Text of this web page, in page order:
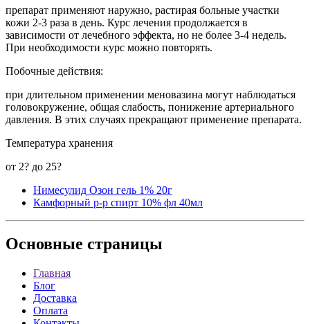
препарат применяют наружно, растирая больные участки
кожи 2-3 раза в день. Курс лечения продолжается в
зависимости от лечебного эффекта, но не более 3-4 недель.
При необходимости курс можно повторять.
Побочные действия:
при длительном применении меновазина могут наблюдаться
головокружение, общая слабость, понижение артериального
давления. В этих случаях прекращают применение препарата.
Температура хранения
от 2? до 25?
Нимесулид Озон гель 1% 20г
Камфорный р-р спирт 10% фл 40мл
Основные страницы
Главная
Блог
Доставка
Оплата